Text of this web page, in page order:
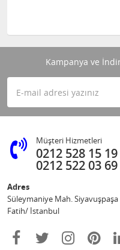
Kampanya ve
Müşteri Hizmetleri
0212 528 15 19
0212 522 03 69
Adres
Süleymaniye Mah.
Fatih/ İstanbul